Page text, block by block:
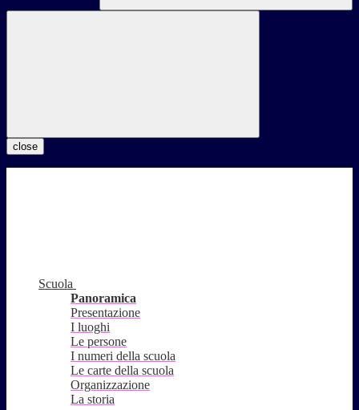
close
Scuola
Panoramica
Presentazione
I luoghi
Le persone
I numeri della scuola
Le carte della scuola
Organizzazione
La storia